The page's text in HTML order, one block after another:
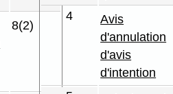
8(2)
4
Avis
d'annulation
d'avis
d'intention